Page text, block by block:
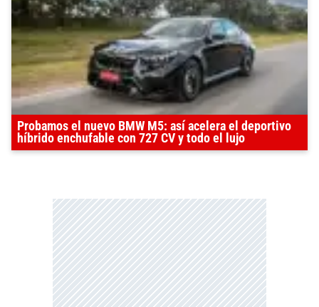
Probamos el nuevo BMW M5: así acelera el deportivo
híbrido enchufable con 727 CV y todo el lujo